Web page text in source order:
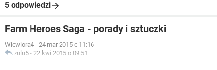
5 odpowiedzi
Farm Heroes Saga - porady i sztuczki
Wiewiora4 - 24 mar 2015 o 11:16
zulu5 - 22 kwi 2015 o 09:51